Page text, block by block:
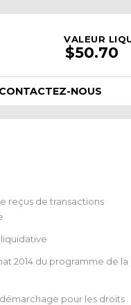
VALEUR
CONTACTEZ-NOUS
reçus de transactions
2014 du programme de la
pour les droits